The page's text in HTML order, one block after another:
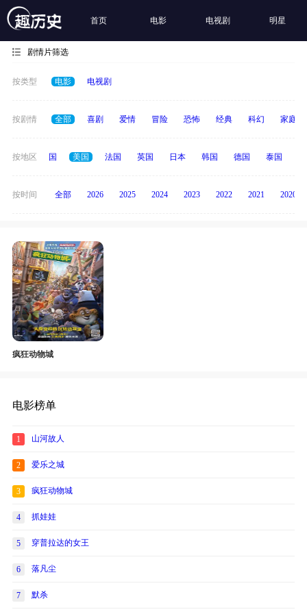
首页 电影 电视剧 明星
剧情片筛选
按类型 电影 电视剧
按剧情 全部 喜剧 爱情 冒险 恐怖 经典 科幻 家庭
按地区
全部 中国 美国 法国 英国 日本 韩国 德国 泰国
按时间 全部 2026 2025 2024 2023 2022 2021 2020
疯狂动物城
电影榜单
1 山河故人
2 爱乐之城
3 疯狂动物城
4 抓娃娃
5 穿普拉达的女王
6 落凡尘
7 默杀